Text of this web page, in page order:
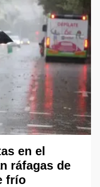
en el
ráfagas de
frío